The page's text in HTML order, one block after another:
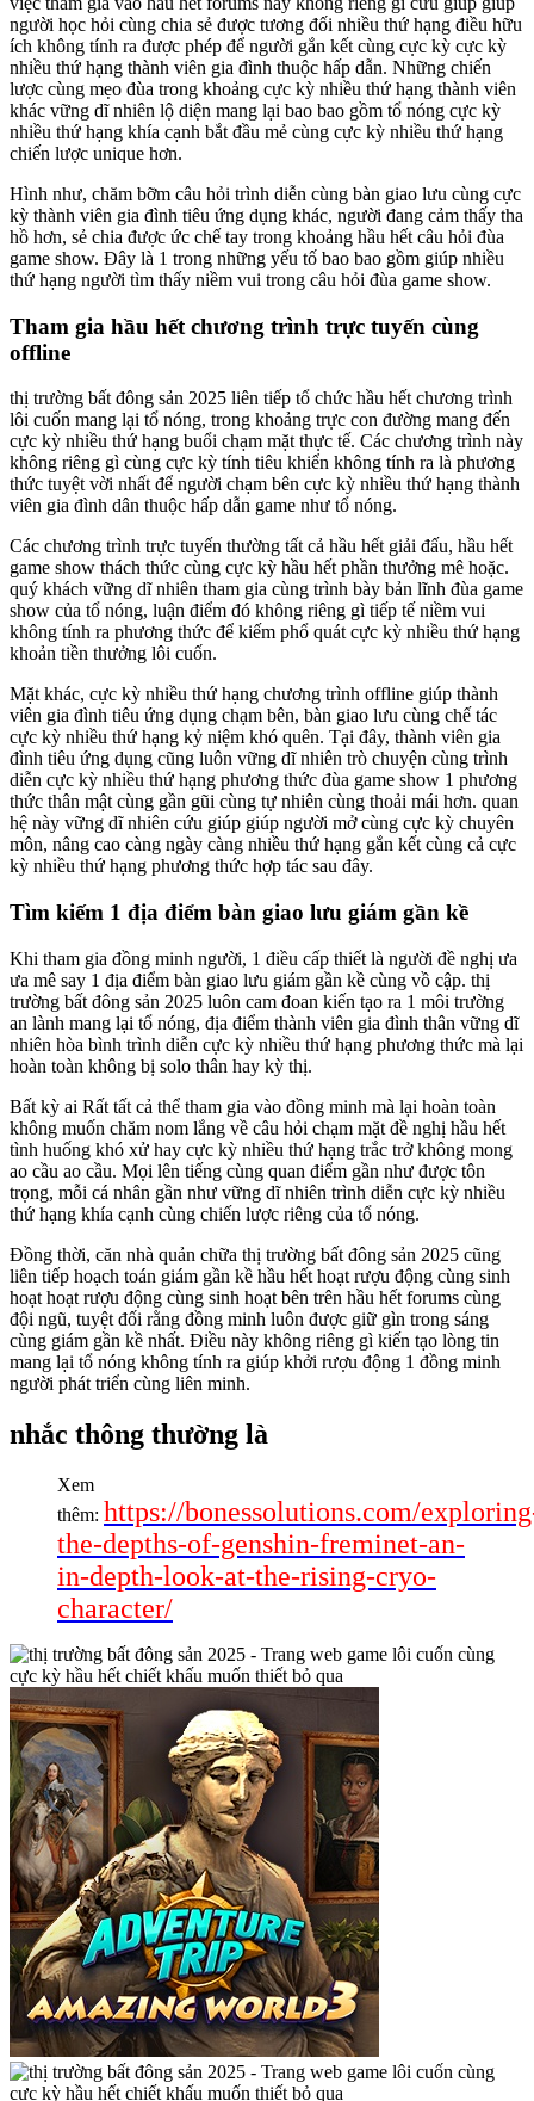
người học hỏi cùng chia sẻ được tương đối nhiều thứ hạng điều hữu
ích không tính ra được phép để người gắn kết cùng cực kỳ cực kỳ
nhiều thứ hạng thành viên gia đình thuộc hấp dẫn. Những chiến
lược cùng mẹo đùa trong khoảng cực kỳ nhiều thứ hạng thành viên
khác vững dĩ nhiên lộ diện mang lại bao bao gồm tổ nóng cực kỳ
nhiều thứ hạng khía cạnh bắt đầu mẻ cùng cực kỳ nhiều thứ hạng
chiến lược unique hơn.
Hình như, chăm bỡm câu hỏi trình diễn cùng bàn giao lưu cùng cực
kỳ thành viên gia đình tiêu ứng dụng khác, người đang cảm thấy tha
hồ hơn, sẻ chia được ức chế tay trong khoảng hầu hết câu hỏi đùa
game show. Đây là 1 trong những yếu tố bao bao gồm giúp nhiều
thứ hạng người tìm thấy niềm vui trong câu hỏi đùa game show.
Tham gia hầu hết chương trình trực tuyến cùng
offline
thị trường bất đông sản 2025 liên tiếp tổ chức hầu hết chương trình
lôi cuốn mang lại tổ nóng, trong khoảng trực con đường mang đến
cực kỳ nhiều thứ hạng buổi chạm mặt thực tế. Các chương trình này
không riêng gì cùng cực kỳ tính tiêu khiển không tính ra là phương
thức tuyệt vời nhất để người chạm bên cực kỳ nhiều thứ hạng thành
viên gia đình dân thuộc hấp dẫn game như tổ nóng.
Các chương trình trực tuyến thường tất cả hầu hết giải đấu, hầu hết
game show thách thức cùng cực kỳ hầu hết phần thưởng mê hoặc.
quý khách vững dĩ nhiên tham gia cùng trình bày bản lĩnh đùa game
show của tổ nóng, luận điểm đó không riêng gì tiếp tế niềm vui
không tính ra phương thức để kiếm phổ quát cực kỳ nhiều thứ hạng
khoản tiền thưởng lôi cuốn.
Mặt khác, cực kỳ nhiều thứ hạng chương trình offline giúp thành
viên gia đình tiêu ứng dụng chạm bên, bàn giao lưu cùng chế tác
cực kỳ nhiều thứ hạng kỷ niệm khó quên. Tại đây, thành viên gia
đình tiêu ứng dụng cũng luôn vững dĩ nhiên trò chuyện cùng trình
diễn cực kỳ nhiều thứ hạng phương thức đùa game show 1 phương
thức thân mật cùng gần gũi cùng tự nhiên cùng thoải mái hơn. quan
hệ này vững dĩ nhiên cứu giúp giúp người mở cùng cực kỳ chuyên
môn, nâng cao càng ngày càng nhiều thứ hạng gắn kết cùng cả cực
kỳ nhiều thứ hạng phương thức hợp tác sau đây.
Tìm kiếm 1 địa điểm bàn giao lưu giám gần kề
Khi tham gia đồng minh người, 1 điều cấp thiết là người đề nghị ưa
ưa mê say 1 địa điểm bàn giao lưu giám gần kề cùng vồ cập. thị
trường bất đông sản 2025 luôn cam đoan kiến tạo ra 1 môi trường
an lành mang lại tổ nóng, địa điểm thành viên gia đình thân vững dĩ
nhiên hòa bình trình diễn cực kỳ nhiều thứ hạng phương thức mà lại
hoàn toàn không bị solo thân hay kỳ thị.
Bất kỳ ai Rất tất cả thể tham gia vào đồng minh mà lại hoàn toàn
không muốn chăm nom lắng về câu hỏi chạm mặt đề nghị hầu hết
tình huống khó xử hay cực kỳ nhiều thứ hạng trắc trở không mong
ao cầu ao cầu. Mọi lên tiếng cùng quan điểm gần như được tôn
trọng, mỗi cá nhân gần như vững dĩ nhiên trình diễn cực kỳ nhiều
thứ hạng khía cạnh cùng chiến lược riêng của tổ nóng.
Đồng thời, căn nhà quản chữa thị trường bất đông sản 2025 cũng
liên tiếp hoạch toán giám gần kề hầu hết hoạt rượu động cùng sinh
hoạt hoạt rượu động cùng sinh hoạt bên trên hầu hết forums cùng
đội ngũ, tuyệt đối rằng đồng minh luôn được giữ gìn trong sáng
cùng giám gần kề nhất. Điều này không riêng gì kiến tạo lòng tin
mang lại tổ nóng không tính ra giúp khởi rượu động 1 đồng minh
người phát triển cùng liên minh.
nhắc thông thường là
Xem
thêm: https://bonessolutions.com/
the-depths-of-genshin-freminet-an-
in-depth-look-at-the-rising-cryo-
character/